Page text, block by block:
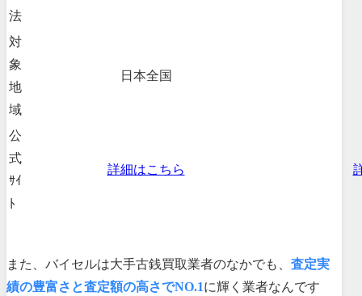
法
対
象
地
域
日本全国
公
式
ｻｲ
ﾄ
詳細はこちら
また、バイセルは大手古銭買取業者のなかでも、 査定実
績の豊富さと査定額の高さでNO.1に輝く業者なんです